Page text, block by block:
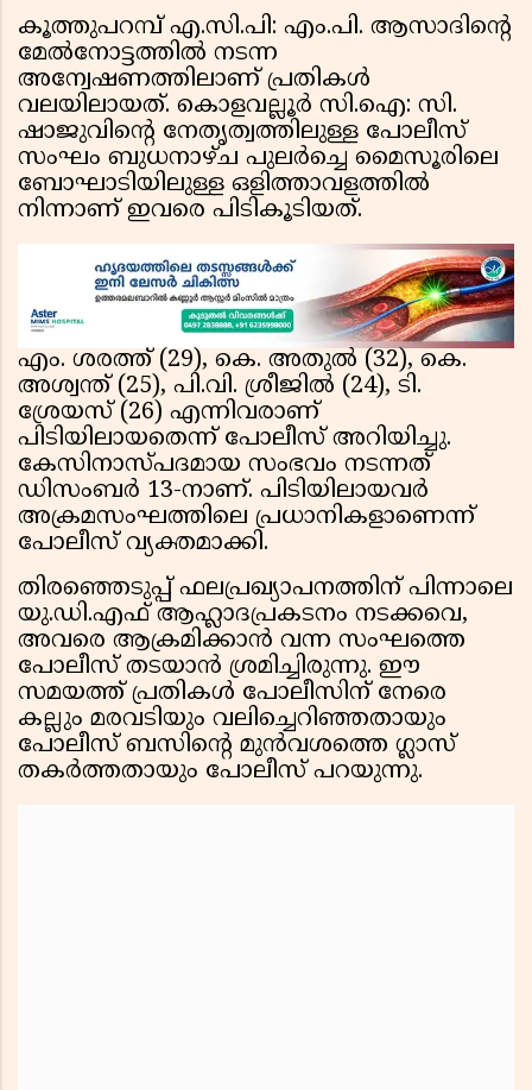
കൂത്തുപറമ്പ് എ.സി.പി: എം.പി. ആസാദിൻ്റെ
മേൽനോട്ടത്തിൽ നടന്ന
അന്വേഷണത്തിലാണ് പ്രതികൾ
വലയിലായത്. കൊളവല്ലൂർ സി.ഐ: സി.
ഷാജുവിൻ്റെ നേതൃത്വത്തിലുള്ള പോലീസ്
സംഘം ബുധനാഴ്ച പുലർച്ചെ മൈസൂരിലെ
ബോഘാടിയിലുള്ള ഒളിത്താവളത്തിൽ
നിന്നാണ് ഇവരെ പിടികൂടിയത്.
എം. ശരത്ത് (29), കെ. അതുൽ (32), കെ.
അശ്വന്ത് (25), പി.വി. ശ്രീജിൽ (24), ടി.
ശ്രേയസ് (26) എന്നിവരാണ്
പിടിയിലായതെന്ന് പോലീസ് അറിയിച്ചു.
കേസിനാസ്പദമായ സംഭവം നടന്നത്
ഡിസംബർ 13-നാണ്. പിടിയിലായവർ
അക്രമസംഘത്തിലെ പ്രധാനികളാണെന്ന്
പോലീസ് വ്യക്തമാക്കി.
തിരഞ്ഞെടുപ്പ് ഫലപ്രഖ്യാപനത്തിന് പിന്നാലെ
യു.ഡി.എഫ് ആഹ്ലാദപ്രകടനം നടക്കവെ,
അവരെ ആക്രമിക്കാൻ വന്ന സംഘത്തെ
പോലീസ് തടയാൻ ശ്രമിച്ചിരുന്നു. ഈ
സമയത്ത് പ്രതികൾ പോലീസിന് നേരെ
കല്ലും മരവടിയും വലിച്ചെറിഞ്ഞതായും
പോലീസ് ബസിൻ്റെ മുൻവശത്തെ ഗ്ലാസ്
തകർത്തതായും പോലീസ് പറയുന്നു.